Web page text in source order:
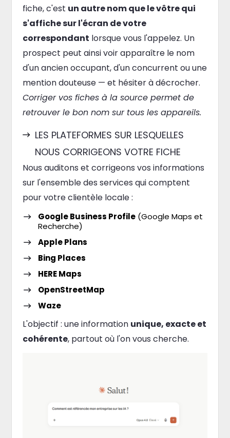
fiche, c'est un autre nom que le vôtre qui
s'affiche sur l'écran de votre
correspondant lorsque vous l'appelez. Un
prospect peut ainsi voir apparaître le nom
d'un ancien occupant, d'un concurrent ou une
mention douteuse — et hésiter à décrocher.
Corriger vos fiches à la source permet de
retrouver le bon nom sur tous les appareils.
LES PLATEFORMES SUR LESQUELLES
NOUS CORRIGEONS VOTRE FICHE
Nous auditons et corrigeons vos informations
sur l'ensemble des services qui comptent
pour votre clientèle locale :
Google Business Profile(Google Maps et
Recherche)
Apple Plans
Bing Places
HERE Maps
OpenStreetMap
Waze
L'objectif : une information unique, exacte et
cohérente, partout où l'on vous cherche.